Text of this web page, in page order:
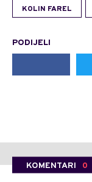
KOLIN FAREL
PODIJELI
KOMENTARI 0